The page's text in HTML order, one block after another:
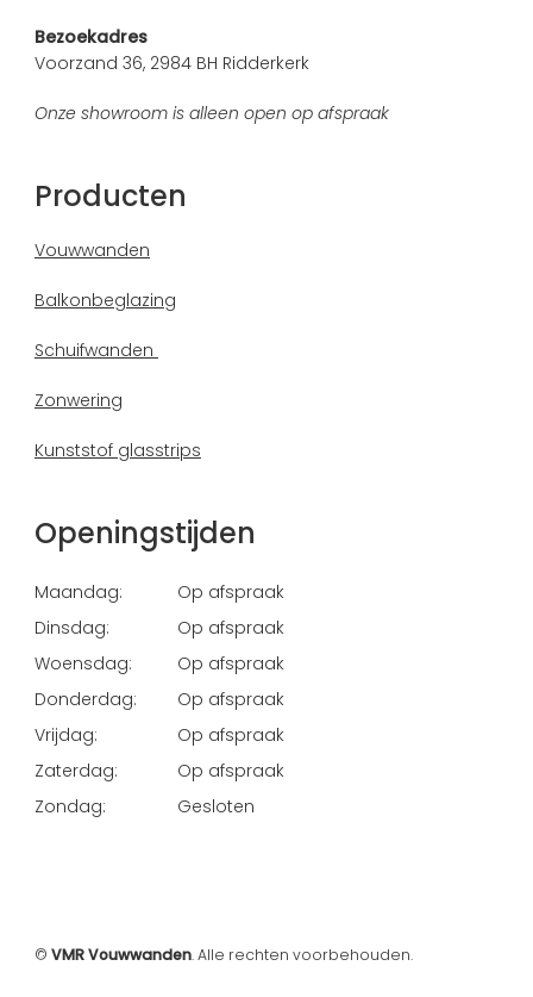
Bezoekadres
Voorzand 36, 2984 BH Ridderkerk
Onze showroom is alleen open op afspraak
Producten
Vouwwanden
Balkonbeglazing
Schuifwanden
Zonwering
Kunststof glasstrips
Openingstijden
Maandag:
Op afspraak
Dinsdag:
Op afspraak
Woensdag:
Op afspraak
Donderdag:
Op afspraak
Vrijdag:
Op afspraak
Zaterdag:
Op afspraak
Zondag:
Gesloten
© VMR Vouwwanden. Alle rechten voorbehouden.